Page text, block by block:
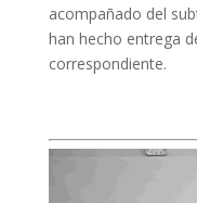
acompañado del
han hecho entrega
correspondiente.